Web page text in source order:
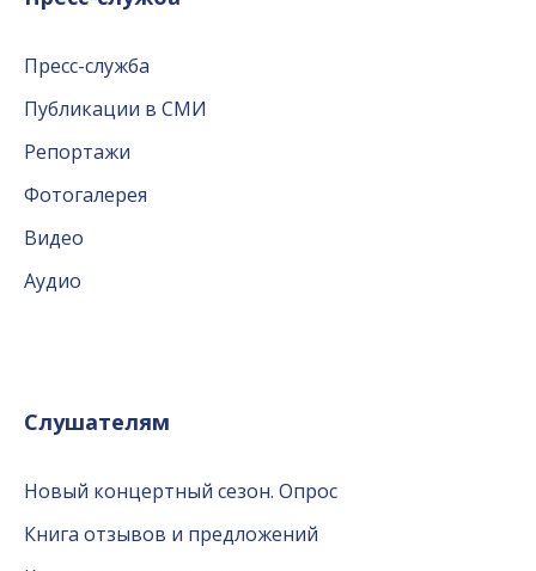
Пресс-служба
Публикации в СМИ
Репортажи
Фотогалерея
Видео
Аудио
Слушателям
Новый концертный сезон. Опрос
Книга отзывов и предложений